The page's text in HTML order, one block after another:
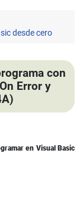
desde cero
con
Error y
en Visual Basic